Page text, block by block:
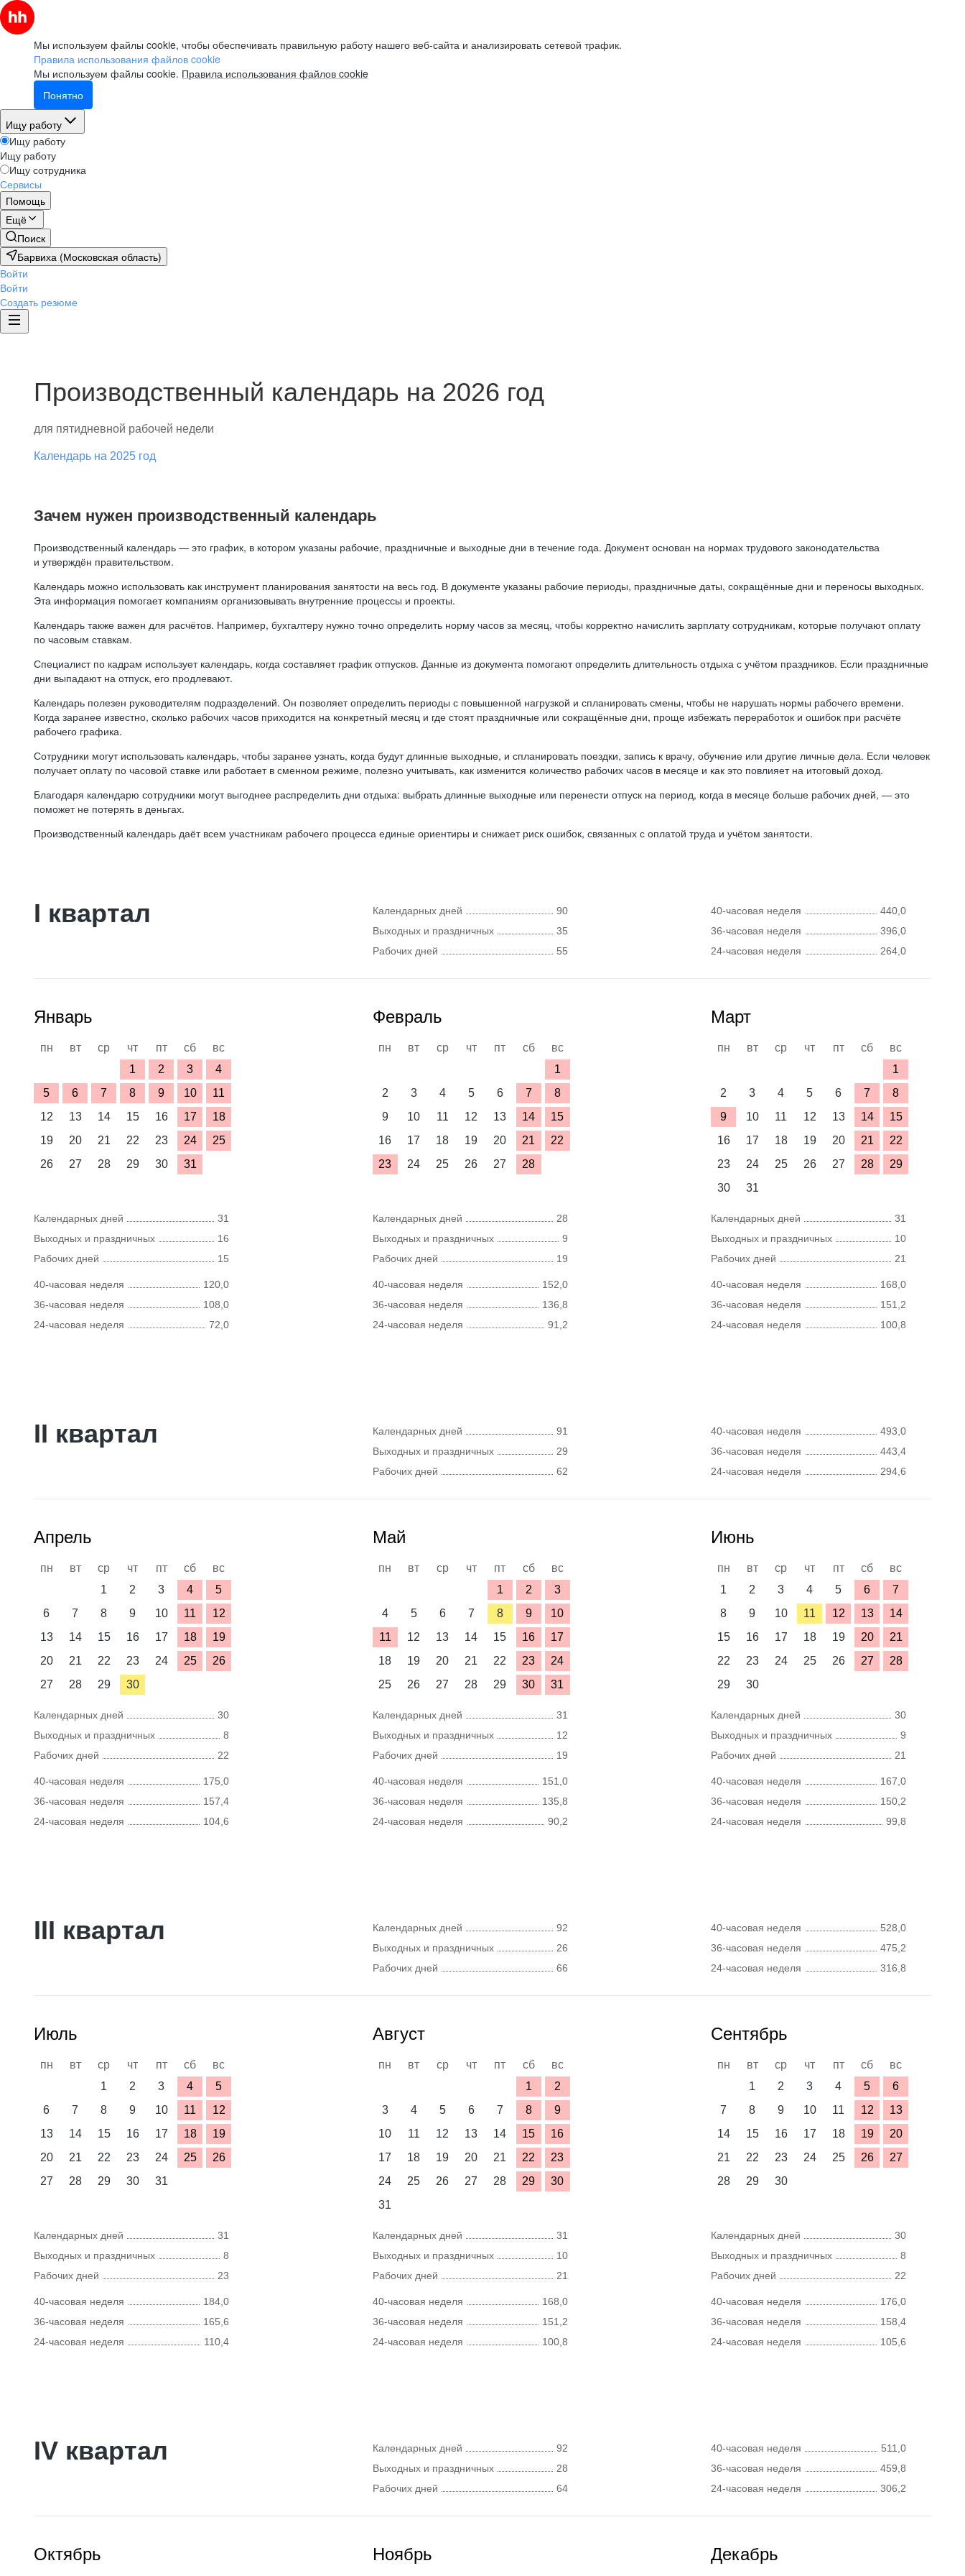
Мы используем файлы cookie, чтобы обеспечивать правильную работу нашего веб-сайта и анализировать сетевой трафик.
Правила использования файлов cookie
Мы используем файлы cookie. Правила использования файлов cookie
Понятно
Ищу работу
Ищу работу
Ищу работу
Ищу сотрудника
Сервисы
Помощь
Ещё
Поиск
Барвиха (Московская область)
Войти
Войти
Создать резюме
Производственный календарь на 2026 год
для пятидневной рабочей недели
Календарь на 2025 год
Зачем нужен производственный календарь
Производственный календарь — это график, в котором указаны рабочие, праздничные и выходные дни в течение года. Документ основан на нормах трудового законодательства
и утверждён правительством.
Календарь можно использовать как инструмент планирования занятости на весь год. В документе указаны рабочие периоды, праздничные даты, сокращённые дни и переносы выходных.
Эта информация помогает компаниям организовывать внутренние процессы и проекты.
Календарь также важен для расчётов. Например, бухгалтеру нужно точно определить норму часов за месяц, чтобы корректно начислить зарплату сотрудникам, которые получают оплату
по часовым ставкам.
Специалист по кадрам использует календарь, когда составляет график отпусков. Данные из документа помогают определить длительность отдыха с учётом праздников. Если праздничные
дни выпадают на отпуск, его продлевают.
Календарь полезен руководителям подразделений. Он позволяет определить периоды с повышенной нагрузкой и спланировать смены, чтобы не нарушать нормы рабочего времени.
Когда заранее известно, сколько рабочих часов приходится на конкретный месяц и где стоят праздничные или сокращённые дни, проще избежать переработок и ошибок при расчёте
рабочего графика.
Сотрудники могут использовать календарь, чтобы заранее узнать, когда будут длинные выходные, и спланировать поездки, запись к врачу, обучение или другие личные дела. Если человек
получает оплату по часовой ставке или работает в сменном режиме, полезно учитывать, как изменится количество рабочих часов в месяце и как это повлияет на итоговый доход.
Благодаря календарю сотрудники могут выгоднее распределить дни отдыха: выбрать длинные выходные или перенести отпуск на период, когда в месяце больше рабочих дней, — это
поможет не потерять в деньгах.
Производственный календарь даёт всем участникам рабочего процесса единые ориентиры и снижает риск ошибок, связанных с оплатой труда и учётом занятости.
I квартал Календарных дней
90
Выходных и праздничных
35
Рабочих дней
55
40-часовая неделя
440,0
36-часовая неделя
396,0
24-часовая неделя
264,0
Январь
пн вт ср чт пт сб
вс
1
2 3
4
5
6 7 8 9 10
11
12
13 14 15 16 17
18
19
20 21 22 23 24
25
26
27 28 29 30 31
Календарных дней
31
Выходных и праздничных
16
Рабочих дней
15
40-часовая неделя
120,0
36-часовая неделя
108,0
24-часовая неделя
72,0
Февраль
пн вт ср чт пт сб
вс
1
2
3 4 5 6 7
8
9
10 11 12 13 14
15
16
17 18 19 20 21
22
23
24 25 26 27 28
Календарных дней
28
Выходных и праздничных
9
Рабочих дней
19
40-часовая неделя
152,0
36-часовая неделя
136,8
24-часовая неделя
91,2
Март
пн вт ср чт пт сб
вс
1
2
3 4 5 6 7
8
9
10 11 12 13 14
15
16
17 18 19 20 21
22
23
24 25 26 27 28
29
30
31
Календарных дней
31
Выходных и праздничных
10
Рабочих дней
21
40-часовая неделя
168,0
36-часовая неделя
151,2
24-часовая неделя
100,8
II квартал Календарных дней
91
Выходных и праздничных
29
Рабочих дней
62
40-часовая неделя
493,0
36-часовая неделя
443,4
24-часовая неделя
294,6
Апрель
пн вт ср чт пт сб
вс
1
2 3 4
5
6
7 8 9 10 11
12
13
14 15 16 17 18
19
20
21 22 23 24 25
26
27
28 29 30
Календарных дней
30
Выходных и праздничных
8
Рабочих дней
22
40-часовая неделя
175,0
36-часовая неделя
157,4
24-часовая неделя
104,6
Май
пн вт ср чт пт сб
вс
1
2
3
4
5 6 7 8 9
10
11
12 13 14 15 16
17
18
19 20 21 22 23
24
25
26 27 28 29 30 31
Календарных дней
31
Выходных и праздничных
12
Рабочих дней
19
40-часовая неделя
151,0
36-часовая неделя
135,8
24-часовая неделя
90,2
Июнь
пн вт ср чт пт сб
вс
1
2 3 4 5 6
7
8
9 10 11 12 13
14
15
16 17 18 19 20
21
22
23 24 25 26 27
28
29
30
Календарных дней
30
Выходных и праздничных
9
Рабочих дней
21
40-часовая неделя
167,0
36-часовая неделя
150,2
24-часовая неделя
99,8
III квартал Календарных дней
92
Выходных и праздничных
26
Рабочих дней
66
40-часовая неделя
528,0
36-часовая неделя
475,2
24-часовая неделя
316,8
Июль
пн вт ср чт пт сб
вс
1
2 3 4
5
6
7 8 9 10 11
12
13
14 15 16 17 18
19
20
21 22 23 24 25
26
27
28 29 30 31
Календарных дней
31
Выходных и праздничных
8
Рабочих дней
23
40-часовая неделя
184,0
36-часовая неделя
165,6
24-часовая неделя
110,4
Август
пн вт ср чт пт сб
вс
1
2
3
4 5 6 7 8
9
10
11 12 13 14 15
16
17
18 19 20 21 22
23
24
25 26 27 28 29
30
31
Календарных дней
31
Выходных и праздничных
10
Рабочих дней
21
40-часовая неделя
168,0
36-часовая неделя
151,2
24-часовая неделя
100,8
Сентябрь
пн вт ср чт пт сб
вс
1
2 3 4 5
6
7
8 9 10 11 12
13
14
15 16 17 18 19
20
21
22 23 24 25 26
27
28
29 30
Календарных дней
30
Выходных и праздничных
8
Рабочих дней
22
40-часовая неделя
176,0
36-часовая неделя
158,4
24-часовая неделя
105,6
IV квартал Календарных дней
92
Выходных и праздничных
28
Рабочих дней
64
40-часовая неделя
511,0
36-часовая неделя
459,8
24-часовая неделя
306,2
Октябрь Ноябрь Декабрь